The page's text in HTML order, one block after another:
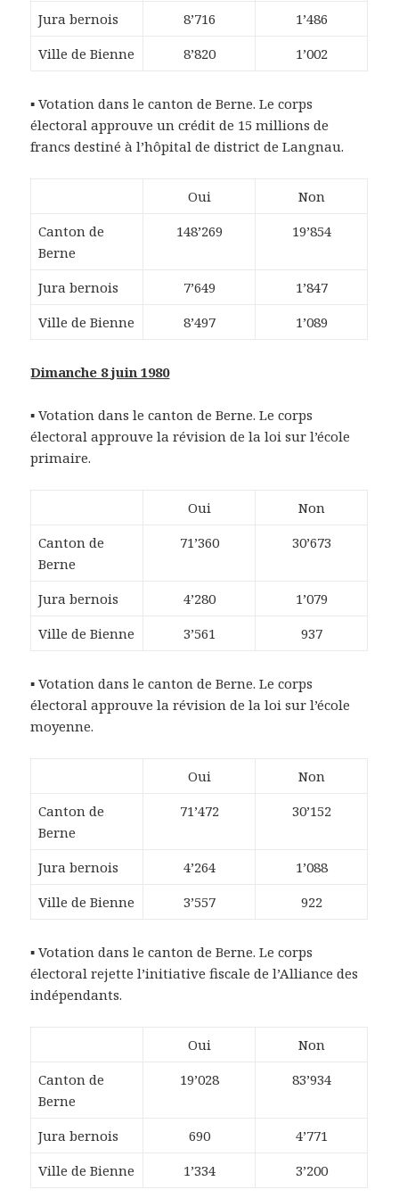
Jura bernois 8’716
1’486
Ville de Bienne
8’820 1’002
▪ Votation dans le canton de Berne. Le corps
électoral approuve un crédit de 15 millions de
francs destiné à l’hôpital de district de Langnau.
Oui
Non
Canton de
Berne
148’269 19’854
Jura bernois 7’649
1’847
Ville de Bienne
8’497 1’089
Dimanche 8 juin 1980
▪ Votation dans le canton de Berne. Le corps
électoral approuve la révision de la loi sur l’école
primaire.
Oui
Non
Canton de
Berne
71’360 30’673
Jura bernois 4’280
1’079
Ville de Bienne
3’561 937
▪ Votation dans le canton de Berne. Le corps
électoral approuve la révision de la loi sur l’école
moyenne.
Oui
Non
Canton de
Berne
71’472 30’152
Jura bernois 4’264
1’088
Ville de Bienne
3’557 922
▪ Votation dans le canton de Berne. Le corps
électoral rejette l’initiative fiscale de l’Alliance des
indépendants.
Oui
Non
Canton de
Berne
19’028 83’934
Jura bernois 690
4’771
Ville de Bienne
1’334 3’200